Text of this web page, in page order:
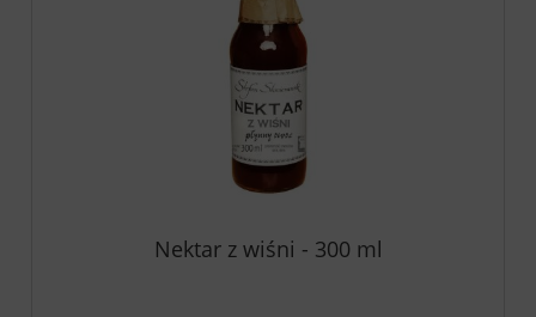
Nektar z wiśni - 300 ml